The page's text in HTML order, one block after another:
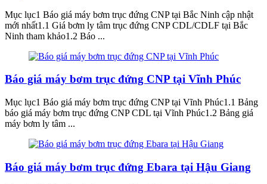
Mục lục1 Báo giá máy bơm trục đứng CNP tại Bắc Ninh cập nhật
mới nhất1.1 Giá bơm ly tâm trục đứng CNP CDL/CDLF tại Bắc
Ninh tham khảo1.2 Báo ...
Báo giá máy bơm trục đứng CNP tại Vĩnh Phúc
Mục lục1 Báo giá máy bơm trục đứng CNP tại Vĩnh Phúc1.1 Bảng
báo giá máy bơm trục đứng CNP CDL tại Vĩnh Phúc1.2 Bảng giá
máy bơm ly tâm ...
Báo giá máy bơm trục đứng Ebara tại Hậu Giang